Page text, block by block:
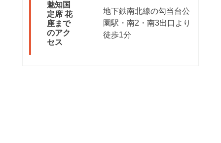
魅知国
定席 花
座まで
のアク
セス
地下鉄南北線の勾当台公
園駅・南2・南3出口より
徒歩1分